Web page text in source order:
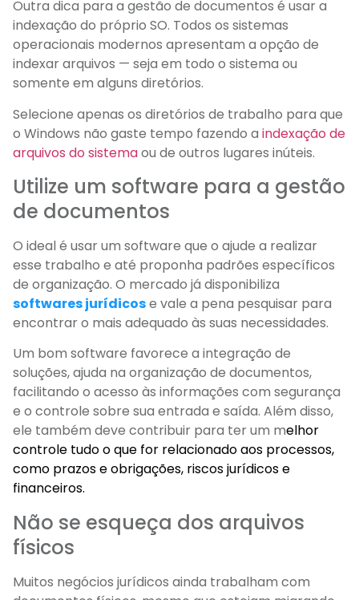
Outra dica para a gestão de documentos é usar a
indexação do próprio SO. Todos os sistemas
operacionais modernos apresentam a opção de
indexar arquivos — seja em todo o sistema ou
somente em alguns diretórios.
Selecione apenas os diretórios de trabalho para que
o Windows não gaste tempo fazendo a indexação de
arquivos do sistemaou de outros lugares inúteis.
Utilize um software para a gestão
de documentos
O ideal é usar um software que o ajude a realizar
esse trabalho e até proponha padrões específicos
de organização. O mercado já disponibiliza
softwares jurídicose vale a pena pesquisar para
encontrar o mais adequado às suas necessidades.
Um bom software favorece a integração de
soluções, ajuda na organização de documentos,
facilitando o acesso às informações com segurança
e o controle sobre sua entrada e saída. Além disso,
ele também deve contribuir para ter um melhor
controle tudo o que for relacionado aos processos,
como prazos e obrigações, riscos jurídicos e
financeiros.
Não se esqueça dos arquivos
físicos
Muitos negócios jurídicos ainda trabalham com